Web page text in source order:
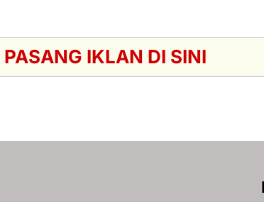
PASANG IKLAN DI SINI